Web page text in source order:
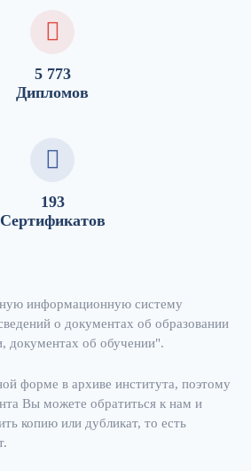
5 773
Дипломов
193
Сертификатов
информационную систему
о документах об образовании
документах об обучении".
форме в архиве института, поэтому
Вы можете обратиться к нам и
копию или дубликат, то есть